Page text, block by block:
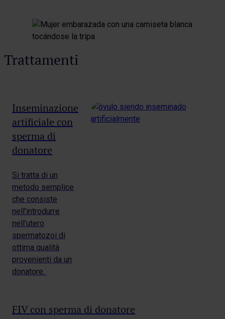
Trattamenti
Inseminazione
artificiale con
sperma di
donatore
Si tratta di un
metodo semplice
che consiste
nell’introdurre
nell’utero
spermatozoi di
ottima qualità
provenienti da un
donatore.
FIV con sperma di donatore